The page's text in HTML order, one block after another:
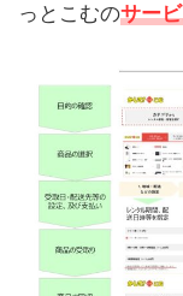
っとこむのサー